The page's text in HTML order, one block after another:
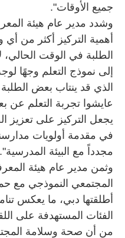
جميع الأوقات".
وشدد مدير عام هيئة
أهمية التركيز أكثر من
الطلبة في الوقت الحالي،
إلى نموذج التعلم وجهًا
الذي قد ينتاب بعض
يجعل التركيز على تعزيز
في مقدمة أولويات
مجدداً مع البيئة المدرسية".
وثمن مدير عام هيئة
المجتمعي النموذجي مع
أطلقتها دبي، ما يعكس
الفئات المستهدفة على
من أن صحة وسلامة